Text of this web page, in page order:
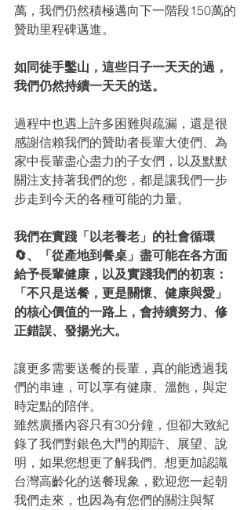
萬，我們仍然積極邁向下一階段150萬的
贊助里程碑邁進。
如同徒手鑿山，這些日子一天天的過，
我們仍然持續一天天的送。
過程中也遇上許多困難與疏漏，還是很
感謝信賴我們的贊助者長輩大使們、為
家中長輩盡心盡力的子女們，以及默默
關注支持著我們的您，都是讓我們一步
步走到今天的各種可能的力量。
我們在實踐「以老養老」的社會循環
🔄、「從產地到餐桌」盡可能在各方面
給予長輩健康，以及實踐我們的初衷：
「不只是送餐，更是關懷、健康與愛」
的核心價值的一路上，會持續努力、修
正錯誤、發揚光大。
讓更多需要送餐的長輩，真的能透過我
們的串連，可以享有健康、溫飽，與定
時定點的陪伴。
雖然廣播內容只有30分鐘，但卻大致紀
錄了我們對銀色大門的期許、展望、說
明，如果您想更了解我們、想更加認識
台灣高齡化的送餐現象，歡迎您一起朝
我們走來，也因為有您們的關注與幫